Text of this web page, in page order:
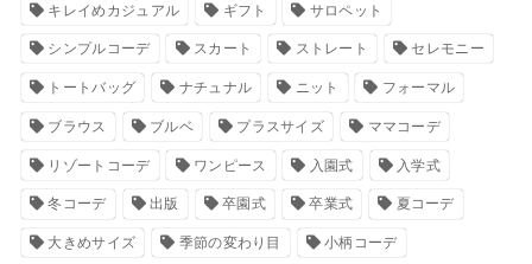
キレイめカジュアル ギフト サロペット
シンプルコーデ スカート ストレート セレモニー
トートバッグ ナチュナル ニット フォーマル
ブラウス ブルベ プラスサイズ ママコーデ
リゾートコーデ ワンピース 入園式 入学式
冬コーデ 出版 卒園式 卒業式 夏コーデ
大きめサイズ 季節の変わり目 小柄コーデ